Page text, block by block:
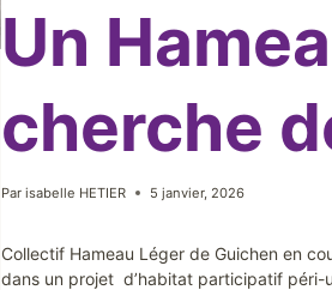
Un
cherche
Par isabelle HETIER 5 janvier, 2026
Collectif Hameau Léger de Guichen en
dans un projet d’habitat participatif péri-